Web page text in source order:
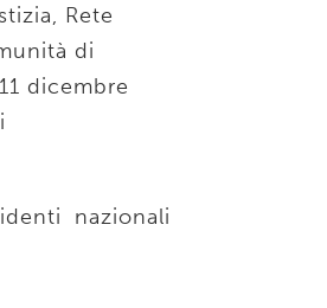
Rete
di
dicembre
nazionali